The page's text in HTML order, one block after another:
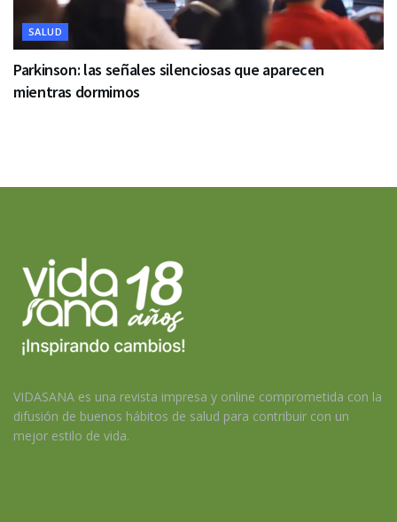
SALUD
Parkinson: las señales silenciosas que aparecen
mientras dormimos
VIDASANA es una revista impresa y online comprometida con la
difusión de buenos hábitos de salud para contribuir con un
mejor estilo de vida.